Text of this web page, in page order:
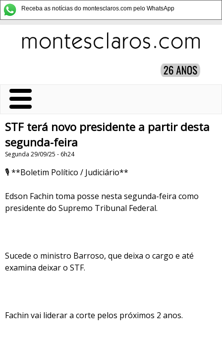
Receba as notícias do montesclaros.com pelo WhatsApp
STF terá novo presidente a partir desta
segunda-feira
Segunda 29/09/25 - 6h24
🎙️ **Boletim Político / Judiciário**
Edson Fachin toma posse nesta segunda-feira como
presidente do Supremo Tribunal Federal.
Sucede o ministro Barroso, que deixa o cargo e até
examina deixar o STF.
Fachin vai liderar a corte pelos próximos 2 anos.